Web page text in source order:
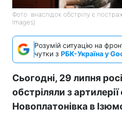
Фото: внаслідок обстрілу є
Images)
Розумій ситуацію на
чутки з РБК-Україна у
Сьогодні, 29 липня
обстріляли з артилерії
Новоплатонівка в